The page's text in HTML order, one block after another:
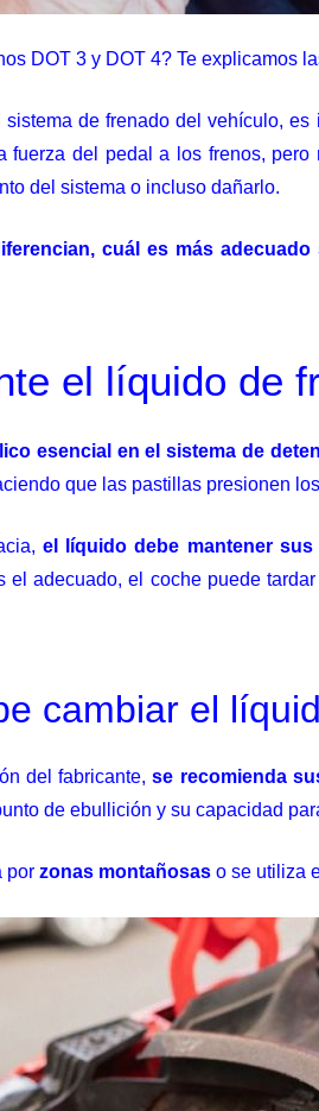
DOT 3 y DOT 4? Te explicamos
de frenado del vehículo, es
fuerza del pedal a los frenos,
del sistema o incluso dañarlo.
cuál es más
el líquido de
esencial en el sistema de
que las pastillas presionen
el líquido debe mantener
adecuado, el coche puede
cambiar el
del fabricante,se recomienda
de ebullición y su capacidad
por zonas montañosas o se utiliza